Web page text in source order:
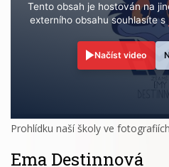
Tento obsah je hostován na
externího obsahu souhlasíte s
Načíst video
Prohlídku naší školy ve
Ema Destinnová